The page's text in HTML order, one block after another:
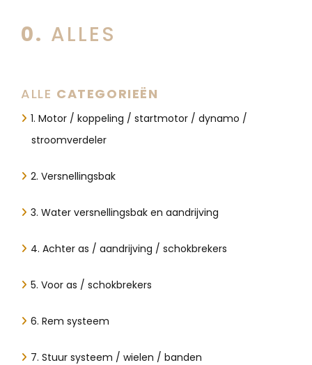
0. ALLES
ALLE CATEGORIEËN
1. Motor / koppeling / startmotor / dynamo /
stroomverdeler
2. Versnellingsbak
3. Water versnellingsbak en aandrijving
4. Achter as / aandrijving / schokbrekers
5. Voor as / schokbrekers
6. Rem systeem
7. Stuur systeem / wielen / banden